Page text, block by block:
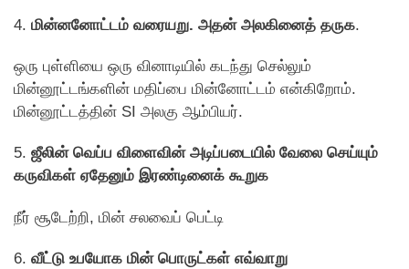
4. மின்னனோட்டம் வரையறு. அதன் அலகினைத் தருக.
ஒரு புள்ளியை ஒரு வினாடியில் கடந்து செல்லும்
மின்னூட்டங்களின் மதிப்பை மின்னாேட்டம் என்கிறாேம்.
மின்னூட்டத்தின் SI அலகு ஆம்பியர்.
5. ஜீலின் வெப்ப விளைவின் அடிப்படையில் வேலை செய்யும்
கருவிகள் ஏதேனும் இரண்டினைக் கூறுக
நீர் சூடேற்றி, மின் சலவைப் பெட்டி
6. வீட்டு உபயோக மின் பொருட்கள் எவ்வாறு